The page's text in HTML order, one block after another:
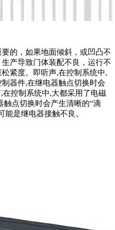
的，如果地面倾斜，或凹凸不
产导致门体装配不良，运行不
紧度。即听声,在控制系统中,
器件,在继电器触点切换时会
在控制系统中,大都采用了电磁
点切换时会产生清晰的“滴
能是继电器接触不良。